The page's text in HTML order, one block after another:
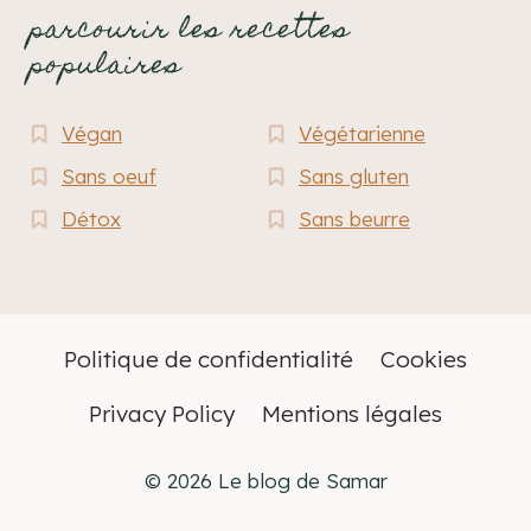
parcourir les recettes
populaires
Végan
Végétarienne
Sans oeuf
Sans gluten
Détox
Sans beurre
Politique de confidentialité
Cookies
Privacy Policy
Mentions légales
© 2026 Le blog de Samar